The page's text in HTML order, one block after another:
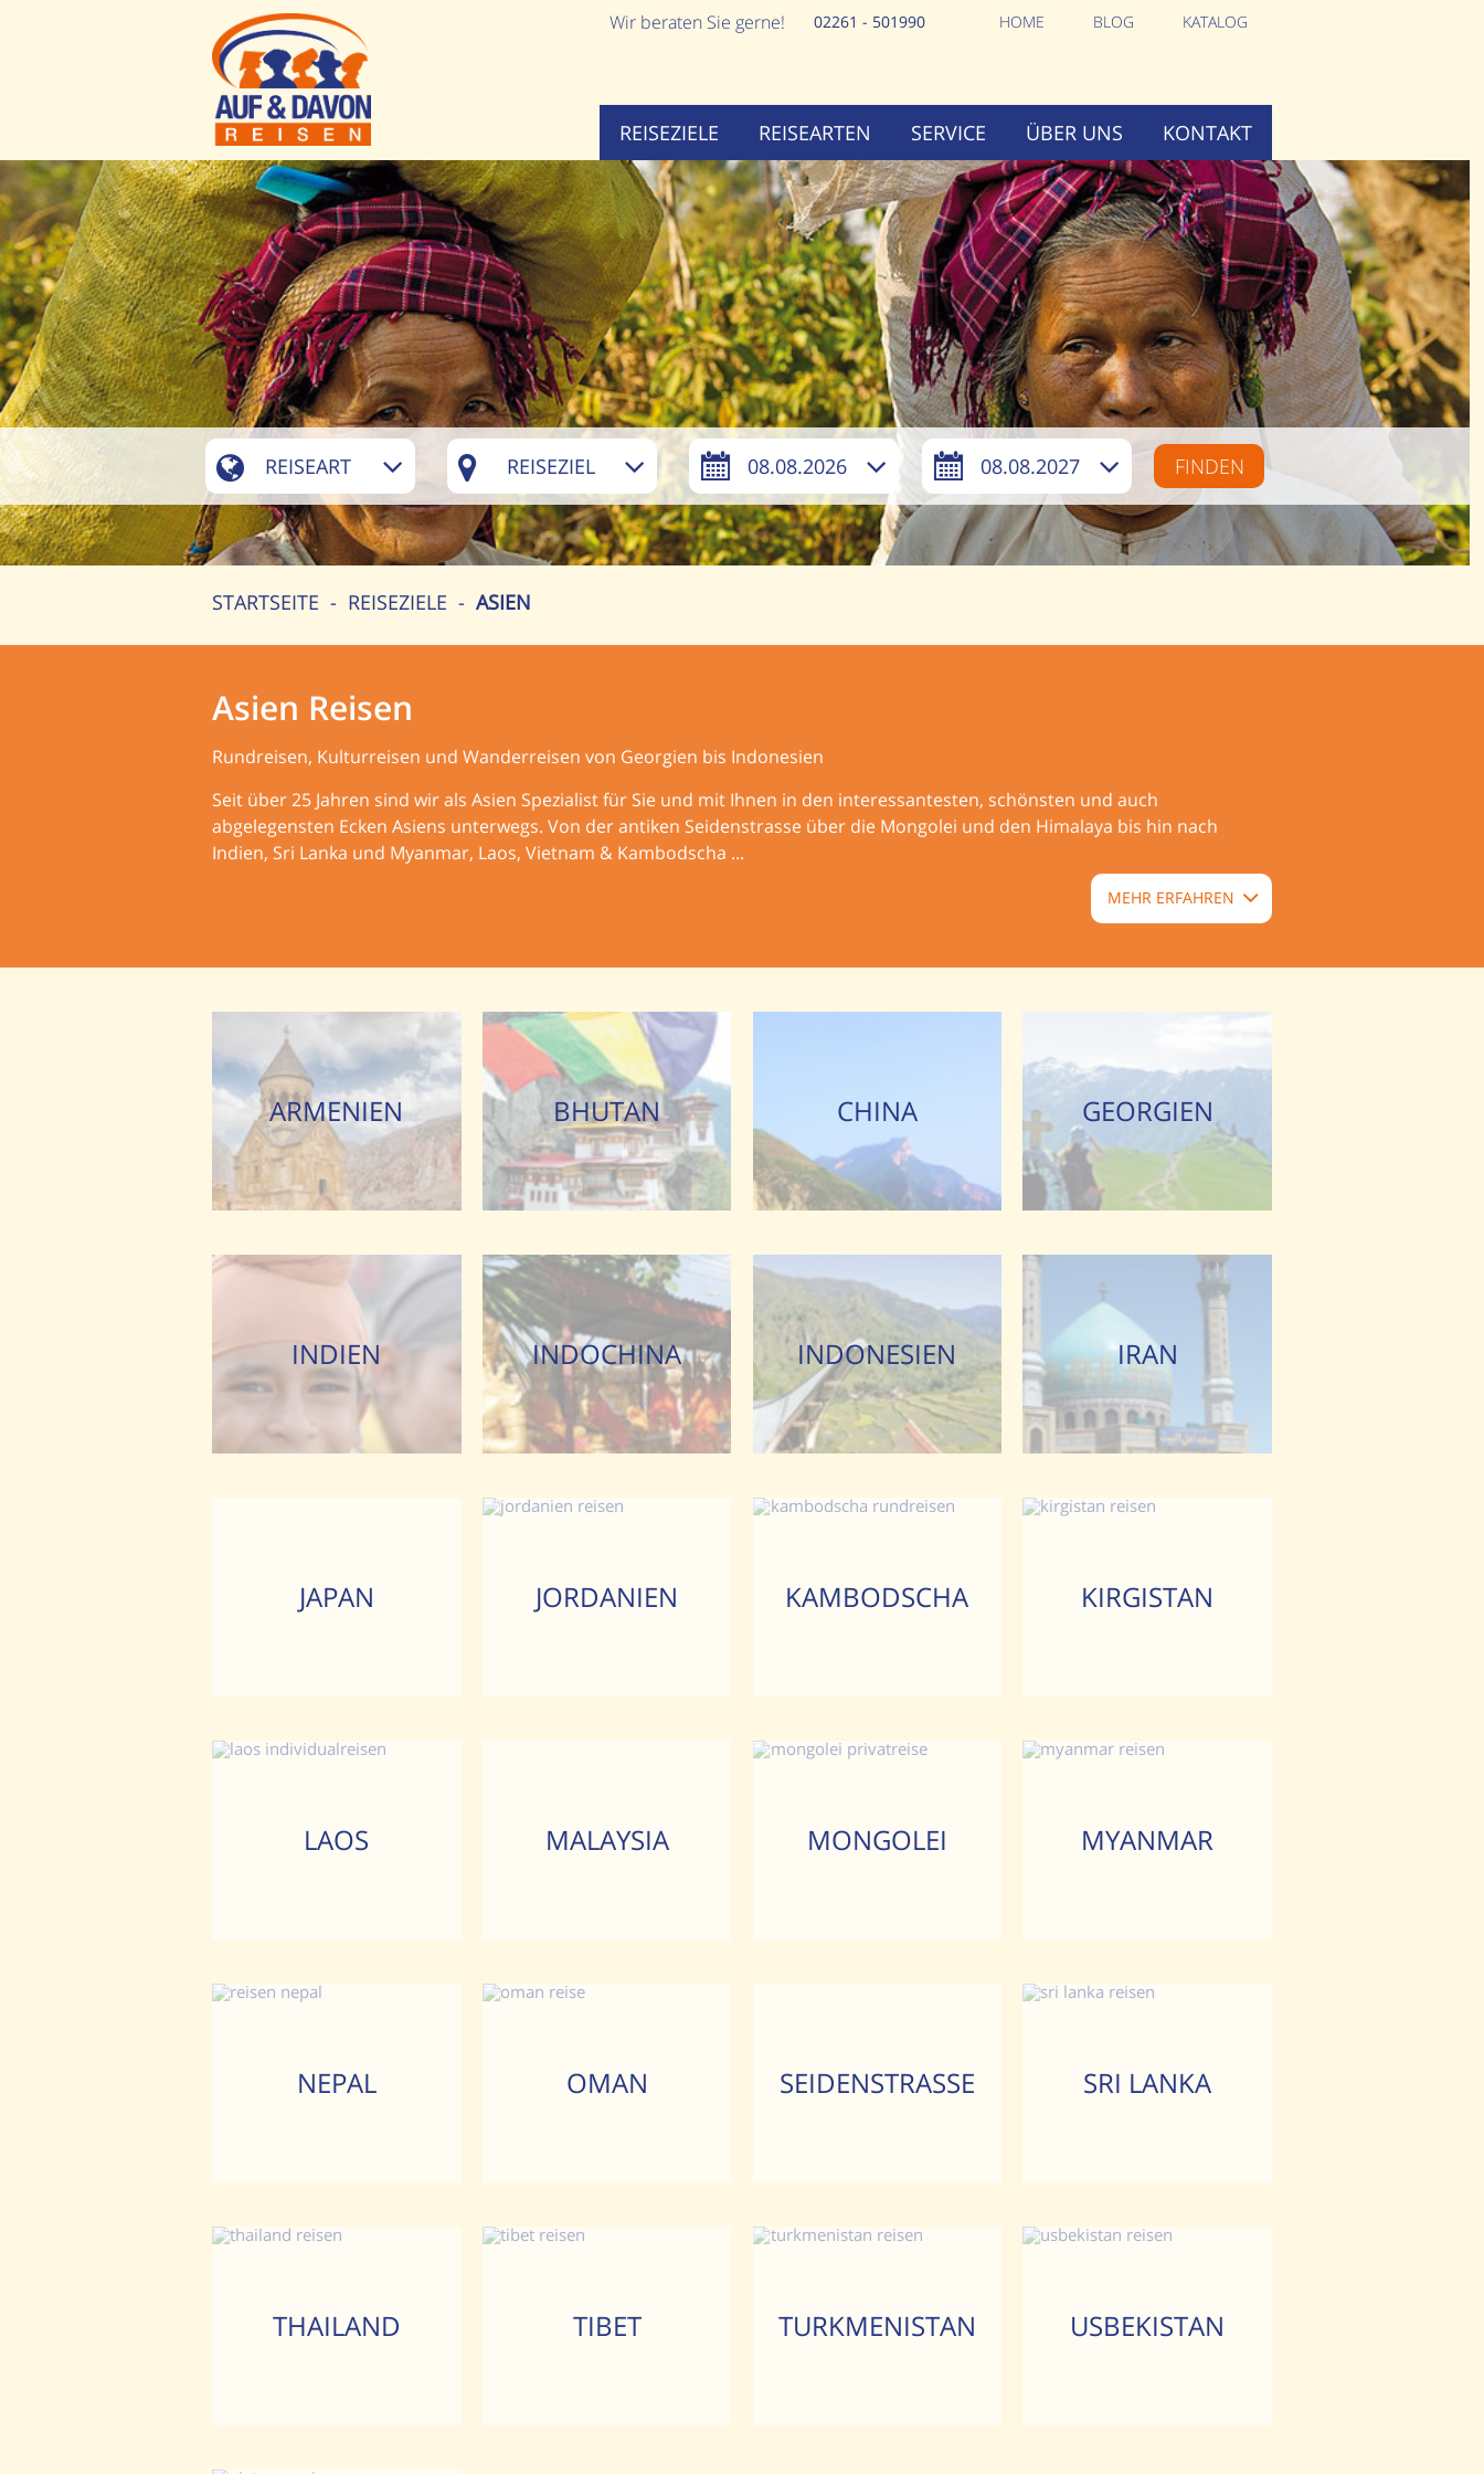
02261 - 501990 HOME BLOG KATALOG
Wir beraten Sie gerne!
REISEZIELE REISEARTEN SERVICE ÜBER UNS KONTAKT
REISEART REISEZIEL 08.08.2026 08.08.2027
STARTSEITE - REISEZIELE - ASIEN
Asien Reisen
Rundreisen, Kulturreisen und Wanderreisen von Georgien bis Indonesien
Seit über 25 Jahren sind wir als Asien Spezialist für Sie und mit Ihnen in den interessantesten, schönsten und auch
abgelegensten Ecken Asiens unterwegs. Von der antiken Seidenstrasse über die Mongolei und den Himalaya bis hin nach
Indien, Sri Lanka und Myanmar, Laos, Vietnam & Kambodscha ...
MEHR ERFAHREN
ARMENIEN BHUTAN CHINA GEORGIEN
INDIEN INDOCHINA INDONESIEN IRAN
JAPAN JORDANIEN KAMBODSCHA KIRGISTAN
LAOS MALAYSIA MONGOLEI MYANMAR
NEPAL OMAN SEIDENSTRASSE SRI LANKA
THAILAND TIBET TURKMENISTAN USBEKISTAN